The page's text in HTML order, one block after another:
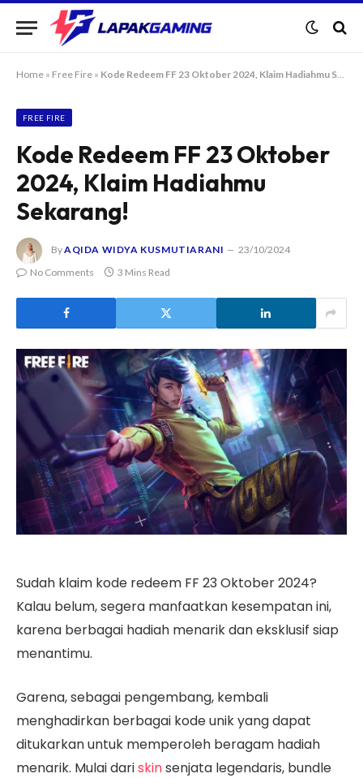
Home » Free Fire » Kode Redeem FF 23 Oktober 2024, Klaim Hadiahmu Sekarang!
FREE FIRE
Kode Redeem FF 23 Oktober
2024, Klaim Hadiahmu
Sekarang!
ByAQIDA WIDYA KUSMUTIARANI
23/10/2024
No Comments
3 Mins Read
Sudah klaim kode redeem FF 23 Oktober 2024?
Kalau belum, segera manfaatkan kesempatan ini,
karena berbagai hadiah menarik dan eksklusif siap
menantimu.
Garena, sebagai pengembang, kembali
menghadirkan berbagai kode unik yang dapat
ditukarkan untuk memperoleh beragam hadiah
menarik. Mulai dariskinsenjata legendaris, bundle